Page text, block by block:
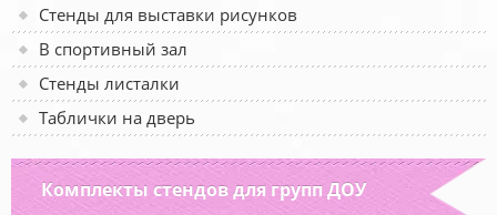
Стенды для выставки рисунков
В спортивный зал
Стенды листалки
Таблички на дверь
Комплекты стендов для групп ДОУ